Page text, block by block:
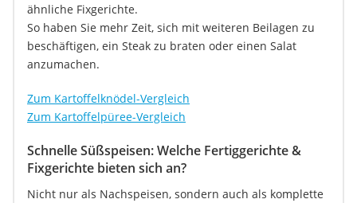
ähnliche Fixgerichte.
So haben Sie mehr Zeit, sich mit weiteren Beilagen zu
beschäftigen, ein Steak zu braten oder einen Salat
anzumachen.
Zum Kartoffelknödel-Vergleich
Zum Kartoffelpüree-Vergleich
Schnelle Süßspeisen: Welche Fertiggerichte &
Fixgerichte bieten sich an?
Nicht nur als Nachspeisen, sondern auch als komplette